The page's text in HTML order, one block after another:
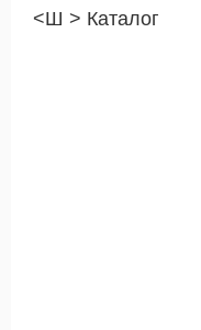
<Ш > Каталог